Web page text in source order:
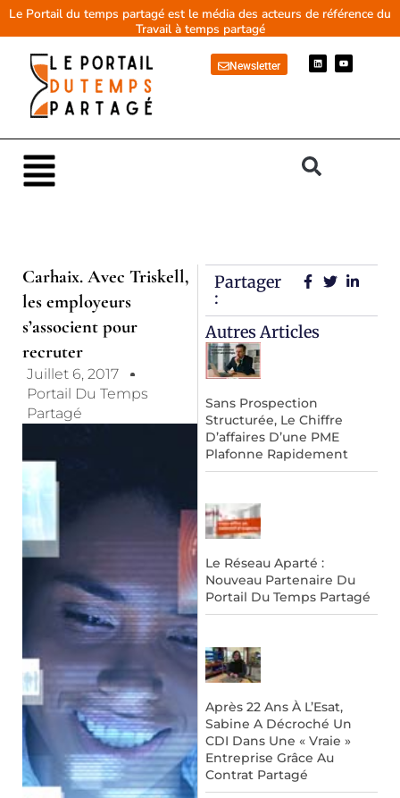
AllerLe Portail du temps partagé est le média des acteurs de référence du
Travail à temps partagé
Newsletter
L
i
n
Y
o
u
Main
Menu
Carhaix. Avec Triskell,
les employeurs
s’associent pour
recruter
Juillet 6, 2017
Portail Du Temps
Partagé
Partager
:
Autres Articles
Sans Prospection
Structurée, Le Chiffre
D’affaires D’une PME
Plafonne Rapidement
Le Réseau Aparté :
Nouveau Partenaire Du
Portail Du Temps Partagé
Après 22 Ans À L’Esat,
Sabine A Décroché Un
CDI Dans Une « Vraie »
Entreprise Grâce Au
Contrat Partagé